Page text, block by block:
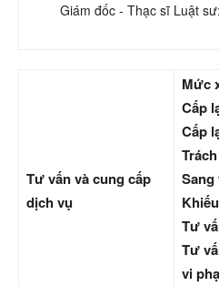
Giám đốc - Thạc sĩ Luật sư:
Tư vấn và cung cấp
dịch vụ
Mức
Cấp
Cấp
Tư
Tư
vi